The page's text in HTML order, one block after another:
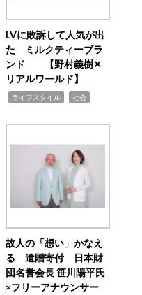
LVに敗訴して人気が出
た ミルクティーブラ
ンド 【野村義樹✕
リアルワールド】
ライフスタイル 社会
故人の「想い」かなえ
る 遺贈寄付 日本財
団名誉会長 笹川陽平氏
×フリーアナウンサー